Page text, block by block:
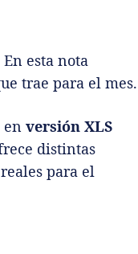
En esta nota
trae para el mes.
en versión XLS
distintas
para el